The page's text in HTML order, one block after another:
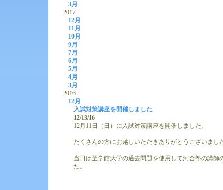
3月
2017
12月
11月
10月
9月
7月
6月
5月
4月
3月
2016
12月
入試対策講座を開催しました
12/13/16
12月11日（日）に入試対策講座を開催しました。
たくさんの方にお越しいただきありがとうございまし
当日は至学館大学の過去問題を使用して河合塾の講師
た。